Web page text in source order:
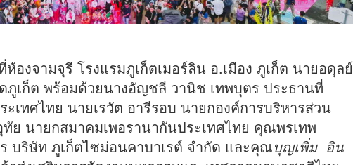
องจามจุรี โรงแรมภูเก็ตเมอร์ลิน อ.เมือง ภูเก็ต นายอดุลย์
ภูเก็ต พร้อมด้วยนางอัญชลี วานิช เทพบุตร ประธานที่
เทศไทย นายเรวัต อารีรอบ นายกองค์การบริหารส่วน
ย นายกสมาคมเพอรานากันประเทศไทย คุณพรเทพ
บริษัท ภูเก็ตไซม่อนคาบาเรต์ จำกัด และคุณบุญเพิ่ม อิน